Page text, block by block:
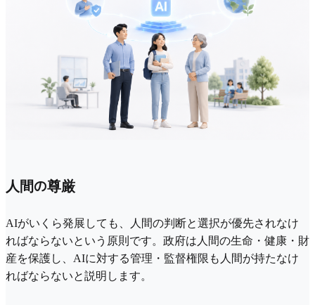
人間の尊厳
AIがいくら発展しても、人間の判断と選択が優先されなけ
ればならないという原則です。政府は人間の生命・健康・財
産を保護し、AIに対する管理・監督権限も人間が持たなけ
ればならないと説明します。